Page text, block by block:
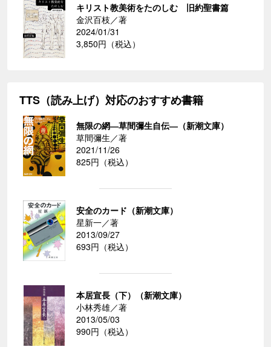
キリスト教美術をたのしむ 旧約聖書篇
金沢百枝／著
2024/01/31
3,850円（税込）
TTS（読み上げ）対応のおすすめ書籍
無限の網―草間彌生自伝―（新潮文庫）
草間彌生／著
2021/11/26
825円（税込）
安全のカード（新潮文庫）
星新一／著
2013/09/27
693円（税込）
本居宣長（下）（新潮文庫）
小林秀雄／著
2013/05/03
990円（税込）